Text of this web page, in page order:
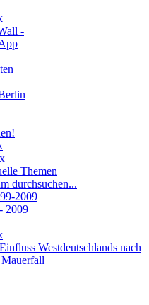
-
Themen
durchsuchen...
2009
2009
West­deutschlands nach